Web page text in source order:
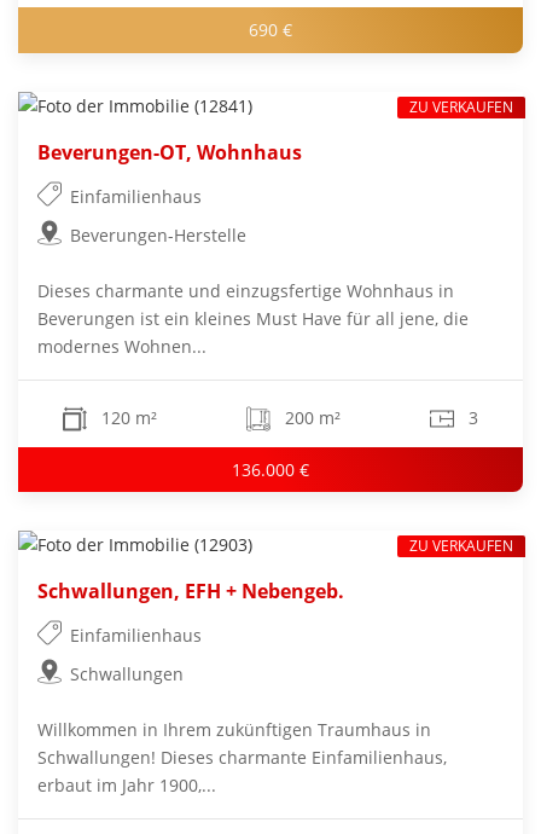
690 €
Beverungen-OT, Wohnhaus
Einfamilienhaus
Beverungen-Herstelle
Dieses charmante und einzugsfertige Wohnhaus in
Beverungen ist ein kleines Must Have für all jene, die
modernes Wohnen...
120 m² 200 m² 3
136.000 €
ZU VERKAUFEN
Schwallungen, EFH + Nebengeb.
Einfamilienhaus
Schwallungen
Willkommen in Ihrem zukünftigen Traumhaus in
Schwallungen! Dieses charmante Einfamilienhaus,
erbaut im Jahr 1900,...
ZU VERKAUFEN